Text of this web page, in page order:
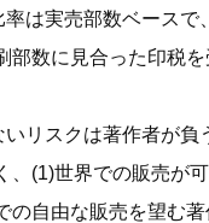
は実売部数ベース
部数に見合った印税
リスクは著作者が
、(1)世界での販売が
自由な販売を望む